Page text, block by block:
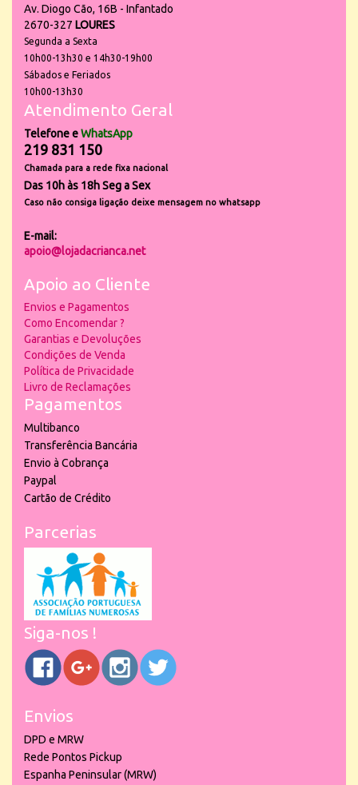
Av. Diogo Cão, 16B - Infantado
2670-327 LOURES
Segunda a Sexta
10h00-13h30 e 14h30-19h00
Sábados e Feriados
10h00-13h30
Atendimento Geral
Telefone eWhatsApp
219 831 150
Chamada para a rede fixa nacional
Das 10h às 18h Seg a Sex
Caso não consiga ligação deixe mensagem no whatsapp
E-mail:
apoio@lojadacrianca.net
Apoio ao Cliente
Envios e Pagamentos
Como Encomendar ?
Garantias e Devoluções
Condições de Venda
Política de Privacidade
Livro de Reclamações
Pagamentos
Multibanco
Transferência Bancária
Envio à Cobrança
Paypal
Cartão de Crédito
Parcerias
Siga-nos !
Envios
DPD e MRW
Rede Pontos Pickup
Espanha Peninsular (MRW)